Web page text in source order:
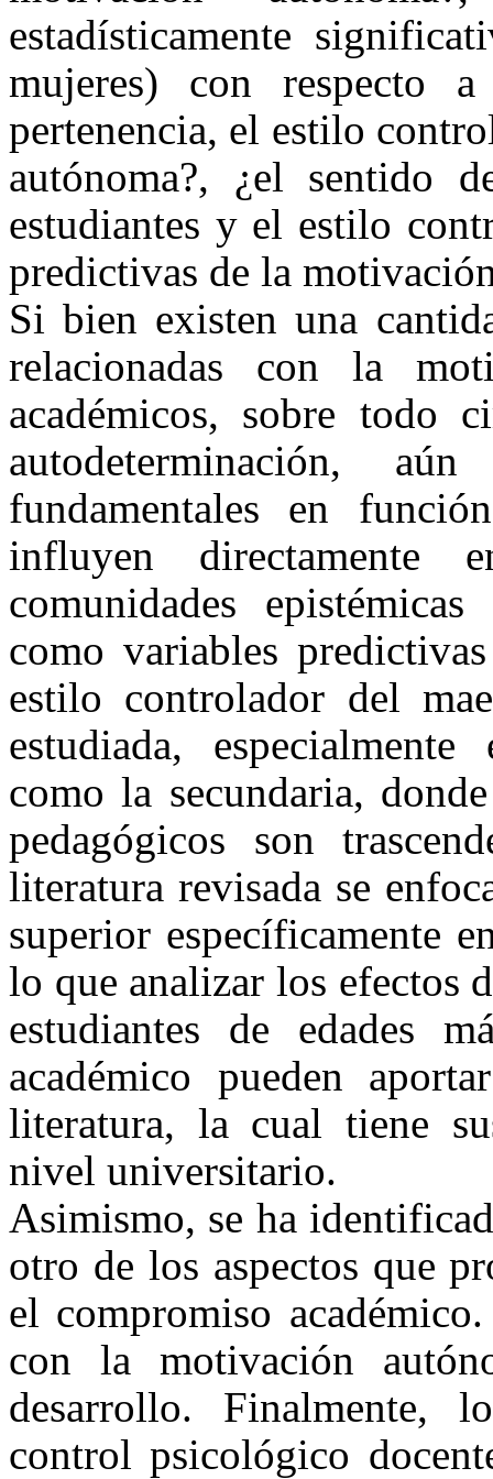
estadísticamente
mujeres) con respecto
pertenencia, el estilo
autónoma?, ¿el sentido
estudiantes y el estilo
predictivas de la
Si bien existen una
relacionadas con la
académicos, sobre todo
autodeterminación,
fundamentales en
influyen directamente
comunidades
como variables
estilo controlador del
estudiada,
como la secundaria,
pedagógicos son
literatura revisada se
superior específicamente
lo que analizar los efectos
estudiantes de edades
académico pueden
literatura, la cual tiene
nivel universitario.
Asimismo, se ha
otro de los aspectos que
el compromiso
con la motivación
desarrollo. Finalmente,
control psicológico